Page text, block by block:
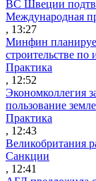
ВС Швеции
Международная
, 13:27
Минфин
строительстве по
Практика
, 12:52
Экономколлегия
пользование
Практика
, 12:43
Великобритания
Санкции
, 12:41